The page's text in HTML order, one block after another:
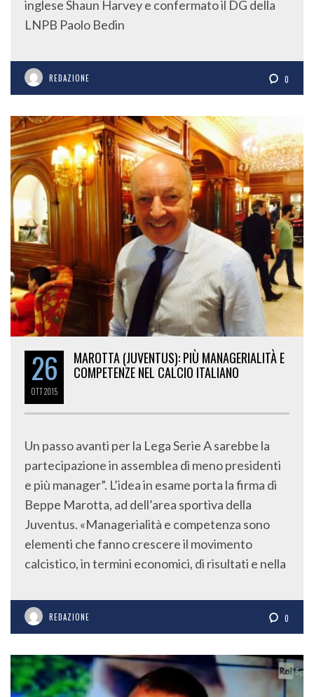
inglese Shaun Harvey e confermato il DG della
LNPB Paolo Bedin
REDAZIONE 0
26
OTT 2015
MAROTTA (JUVENTUS): PIÙ MANAGERIALITÀ E
COMPETENZE NEL CALCIO ITALIANO
Un passo avanti per la Lega Serie A sarebbe la
partecipazione in assemblea di meno presidenti
e più manager”. L’idea in esame porta la firma di
Beppe Marotta, ad dell’area sportiva della
Juventus. «Managerialità e competenza sono
elementi che fanno crescere il movimento
calcistico, in termini economici, di risultati e nella
REDAZIONE 0